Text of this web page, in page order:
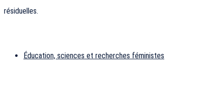
résiduelles.
Éducation, sciences et recherches féministes